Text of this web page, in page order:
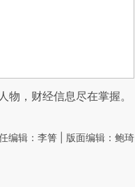
物，财经信息尽在掌握。
编辑：李箐 | 版面编辑：鲍琦